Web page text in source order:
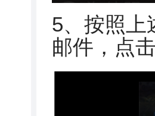
5、按照上
邮件，点